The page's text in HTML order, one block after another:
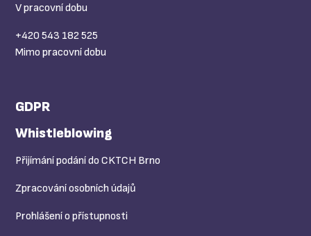
V pracovní dobu
+420 543 182 525
Mimo pracovní dobu
GDPR
Whistleblowing
Přijímání podání do CKTCH Brno
Zpracování osobních údajů
Prohlášení o přístupnosti